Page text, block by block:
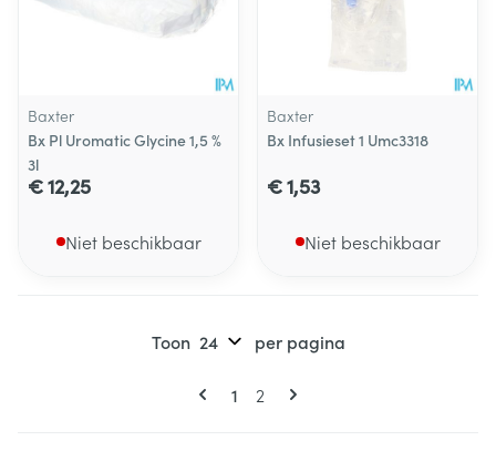
Baxter
Bx Pl Uromatic Glycine 1,5 %
3l
€ 12,25
Niet beschikbaar
Baxter
Bx Infusieset 1 Umc3318
€ 1,53
Niet beschikbaar
Pagina's
U lees momenteel pagina
1 Pagina
2
Toon per pagina